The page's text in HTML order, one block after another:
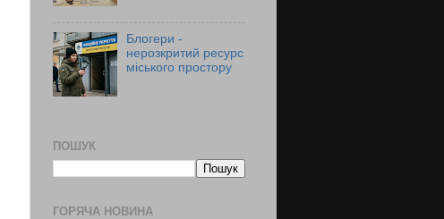
Блогери -
нерозкритий ресурс
міського простору
ПОШУК
ГОРЯЧА НОВИНА